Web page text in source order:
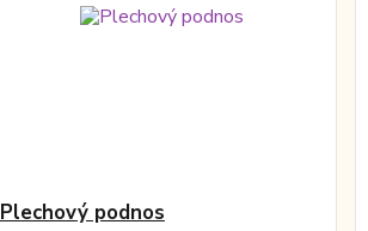
Plechový podnos